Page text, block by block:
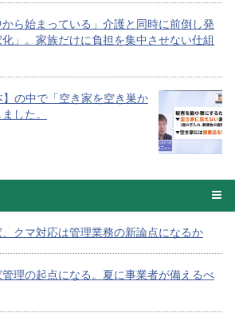
から始まっている」介護と同時に前倒し発
」。家族だけに負担を集中させない仕組
の中で「空き家を空き巣か
した。
クマ対応は管理業務の新論点になるか
理の起点になる。夏に事業者が備えるべ